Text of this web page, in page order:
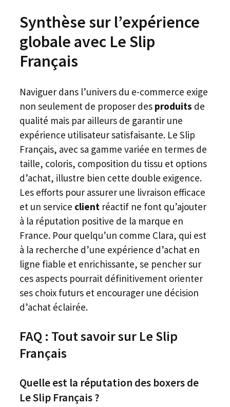
Synthèse sur l’expérience
globale avec Le Slip
Français
Naviguer dans l’univers du e-commerce exige
non seulement de proposer des produits de
qualité mais par ailleurs de garantir une
expérience utilisateur satisfaisante. Le Slip
Français, avec sa gamme variée en termes de
taille, coloris, composition du tissu et options
d’achat, illustre bien cette double exigence.
Les efforts pour assurer une livraison efficace
et un service client réactif ne font qu’ajouter
à la réputation positive de la marque en
France. Pour quelqu’un comme Clara, qui est
à la recherche d’une expérience d’achat en
ligne fiable et enrichissante, se pencher sur
ces aspects pourrait définitivement orienter
ses choix futurs et encourager une décision
d’achat éclairée.
FAQ : Tout savoir sur Le Slip
Français
Quelle est la réputation des boxers de
Le Slip Français ?